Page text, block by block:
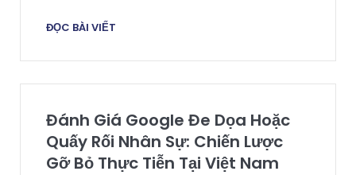
ĐỌC BÀI VIẾT
Đánh Giá Google Đe Dọa Hoặc
Quấy Rối Nhân Sự: Chiến Lược
Gỡ Bỏ Thực Tiễn Tại Việt Nam